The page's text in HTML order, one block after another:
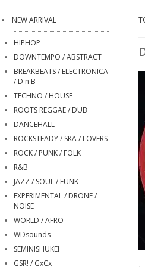
NEW ARRIVAL
HIPHOP
DOWNTEMPO / ABSTRACT
BREAKBEATS / ELECTRONICA
/ D'n'B
TECHNO / HOUSE
ROOTS REGGAE / DUB
DANCEHALL
ROCKSTEADY / SKA / LOVERS
ROCK / PUNK / FOLK
R&B
JAZZ / SOUL / FUNK
EXPERIMENTAL / DRONE /
NOISE
WORLD / AFRO
WDsounds
SEMINISHUKEI
GSR! / GxCx